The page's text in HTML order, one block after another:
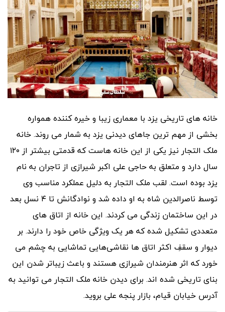
خانه های تاریخی یزد با معماری زیبا و خیره کننده همواره
بخشی از مهم ترین جاهای دیدنی یزد به شمار می روند. خانه
ملک التجار نیز یکی از این خانه هاست که قدمتی بیشتر از ۱۲۰
سال دارد و متعلق به حاجی علی اکبر شیرازی از تاجران به نام
یزد بوده است. لقب ملک التجار به دلیل عملکرد مناسب وی
توسط ناصرالدین شاه به او داده شد و نوادگانش تا ۴ نسل بعد
در این ساختمان زندگی می کردند. این خانه از اتاق های
متعددی تشکیل شده که هر یک ویژگی خاص خود را دارند. بر
دیوار و سقفِ اکثر اتاق ها نقاشی‌هایی تماشایی به چشم می
خورد که اثر هنرمندان شیرازی هستند و باعث زیباتر شدن این
بنای تاریخی شده اند. برای دیدن خانه ملک التجار می توانید به
آدرس خیابان قیام، بازار پنجه علی بروید.